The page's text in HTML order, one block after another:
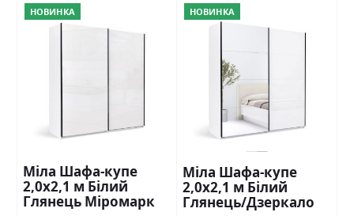
НОВИНКА
Міла Шафа-купе
2,0х2,1 м Білий
Глянець Міромарк
НОВИНКА
Міла Шафа-купе
2,0х2,1 м Білий
Глянець/Дзеркало